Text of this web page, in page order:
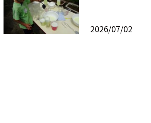
2026/07/02